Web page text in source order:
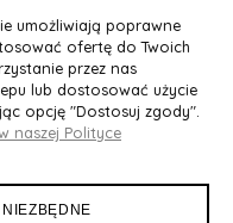
umożliwiają poprawne
ofertę do Twoich
przez nas
lub dostosować użycie
opcję "Dostosuj zgody".
naszej Polityce